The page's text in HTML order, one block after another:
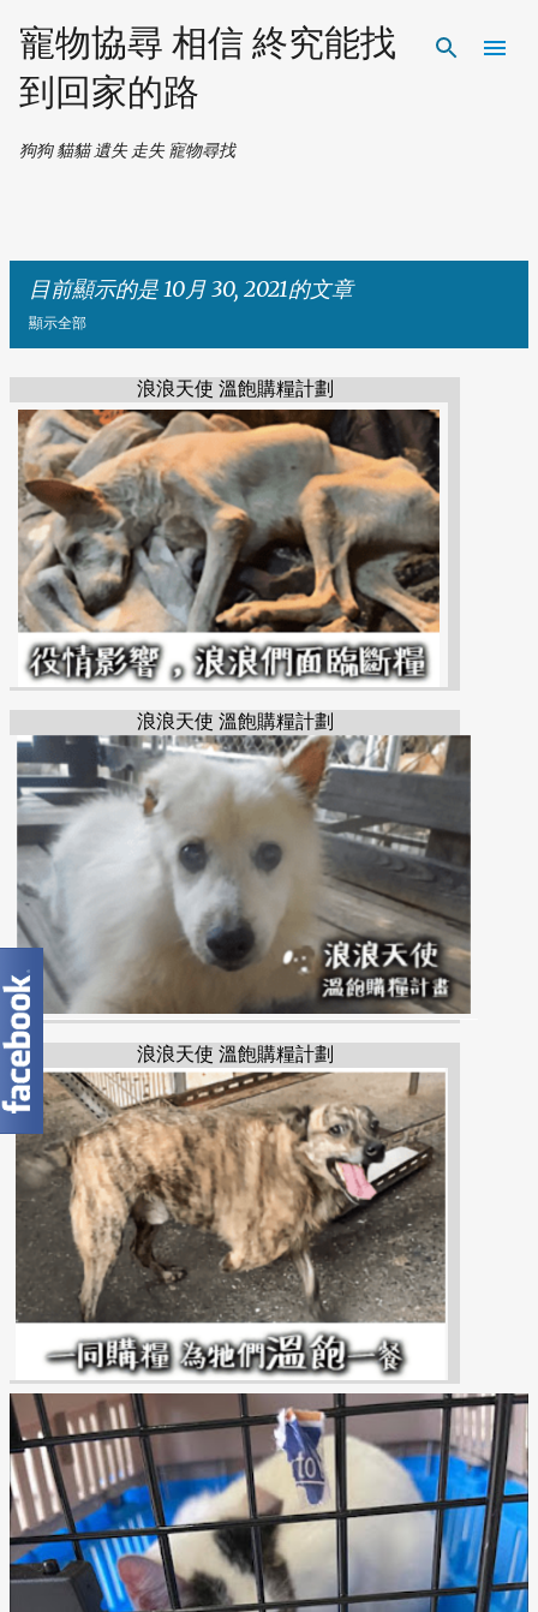
跳到主要內容
寵物協尋 相信 終究能找
到回家的路
狗狗 貓貓 遺失 走失 寵物尋找
目前顯示的是 10月 30, 2021的文章
顯示全部
發
表
文
章
浪浪天使 溫飽購糧計劃
浪浪天使 溫飽購糧計劃
浪浪天使 溫飽購糧計劃